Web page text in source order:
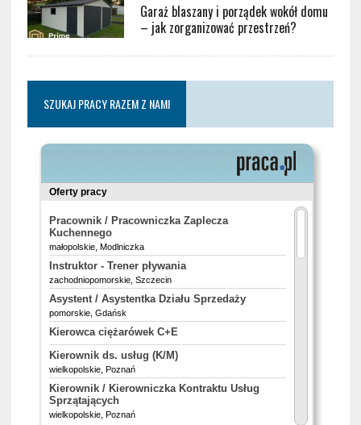
Garaż blaszany i porządek wokół domu
– jak zorganizować przestrzeń?
SZUKAJ PRACY RAZEM Z NAMI